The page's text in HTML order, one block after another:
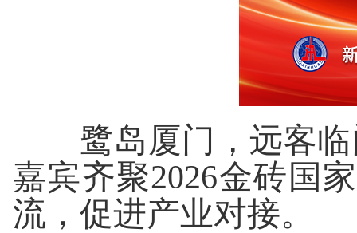
鹭岛厦门，远客临
嘉宾齐聚2026金砖国
流，促进产业对接。